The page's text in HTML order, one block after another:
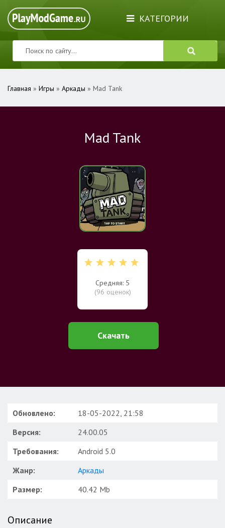
КАТЕГОРИИ
Главная » Игры » Аркады » Mad Tank
Mad Tank
Средняя: 5
(96 оценок)
Скачать
Обновлено:
18-05-2022, 21:58
Версия:
24.00.05
Требования:
Android 5.0
Жанр:
Аркады
Размер:
40.42 Mb
Описание